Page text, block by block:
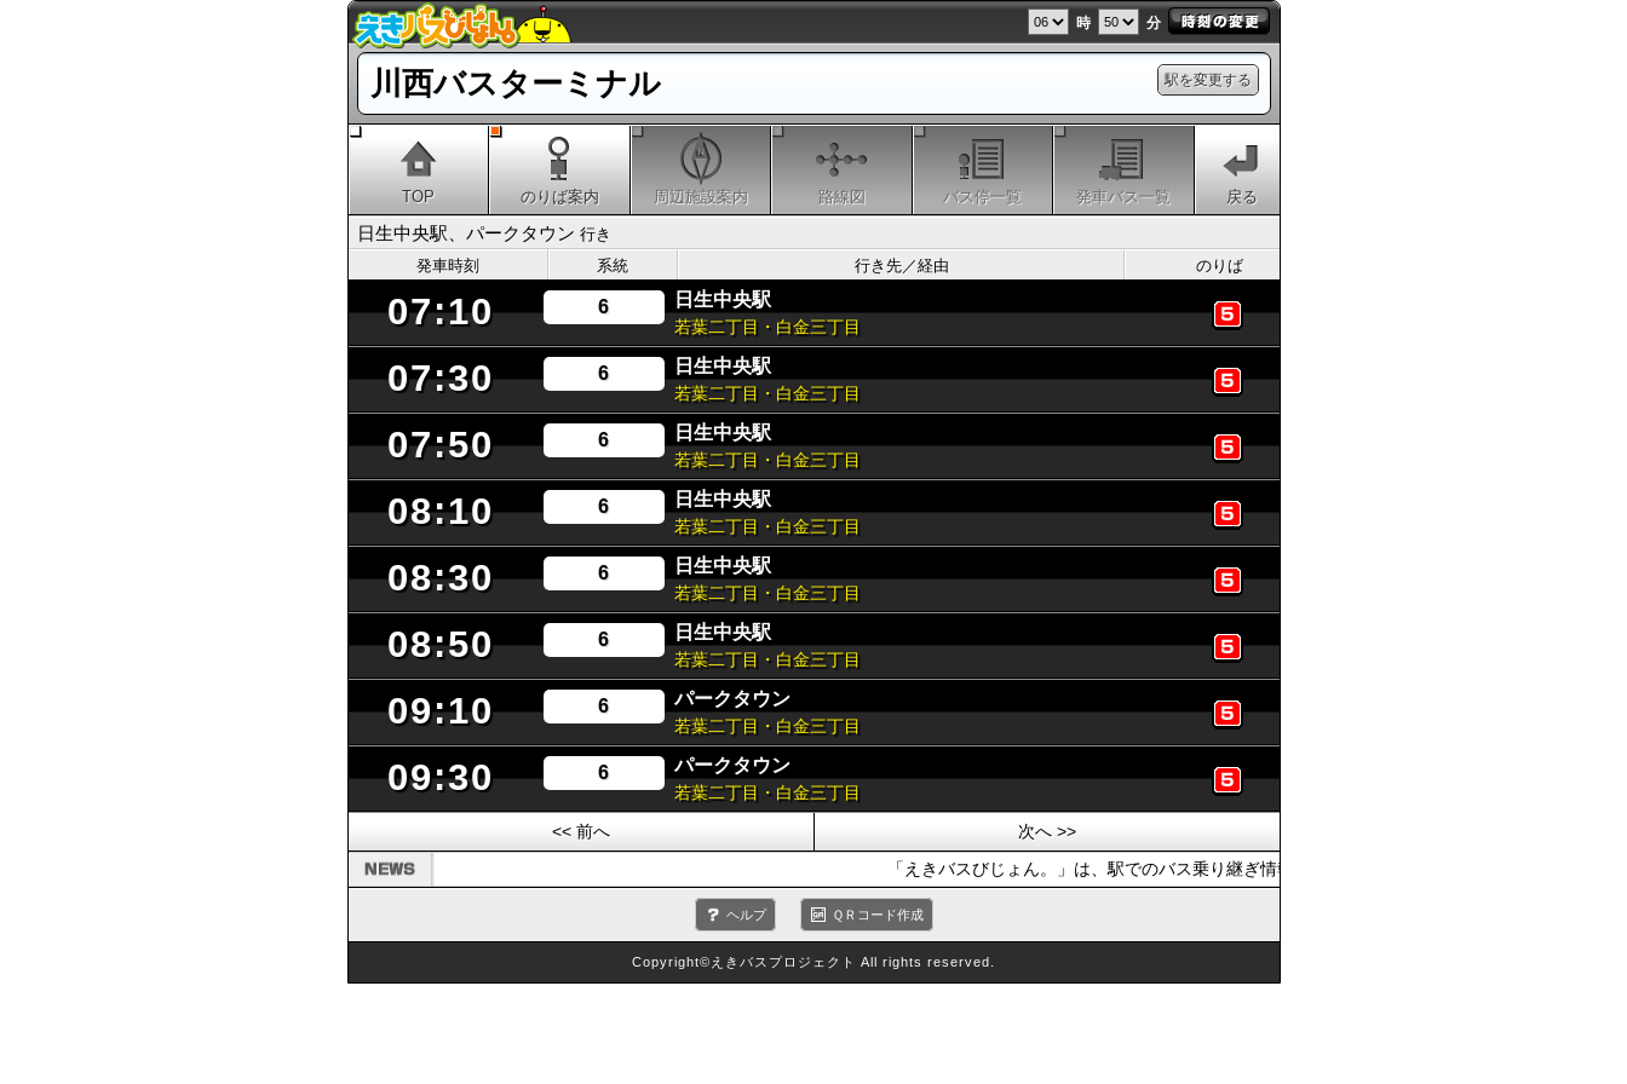
時 分
駅を変更する
川西バスターミナル
TOP のりば案内 周辺施設案内 路線図 バス停一覧 発車バス一覧 戻る
日生中央駅、パークタウン 行き
発車時刻
系統 行き先／経由 のりば
07:10 6 日生中央駅
若葉二丁目・白金三丁目
07:30 6 日生中央駅
若葉二丁目・白金三丁目
07:50 6 日生中央駅
若葉二丁目・白金三丁目
08:10 6 日生中央駅
若葉二丁目・白金三丁目
08:30 6 日生中央駅
若葉二丁目・白金三丁目
08:50 6 日生中央駅
若葉二丁目・白金三丁目
09:10 6 パークタウン
若葉二丁目・白金三丁目
09:30 6 パークタウン
若葉二丁目・白金三丁目
<< 前へ
次へ >>
「えきバスびじょん。」は、駅でのバス乗り継ぎ情報を提供しています。おでかけの際は、公共
ヘルプ ＱＲコード作成
Copyright©えきバスプロジェクト All rights reserved.